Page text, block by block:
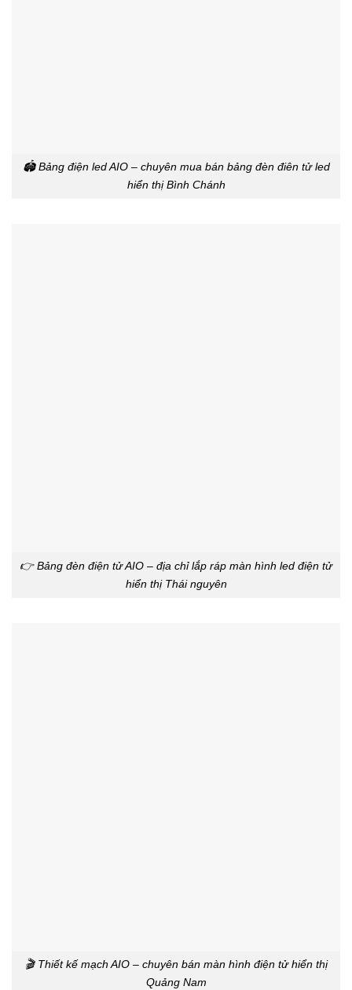
🏟️ Bảng điện led AIO – chuyên mua bán bảng đèn điên tử led
hiển thị Bình Chánh
👉 Bảng đèn điện tử AIO – địa chỉ lắp ráp màn hình led điện tử
hiển thị Thái nguyên
🎬 Thiết kế mạch AIO – chuyên bán màn hình điện tử hiển thị
Quảng Nam